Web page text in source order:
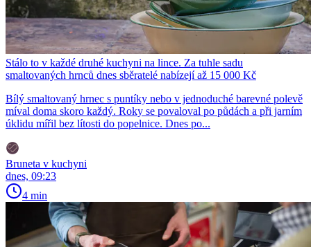
Stálo to v každé druhé kuchyni na lince. Za tuhle sadu
smaltovaných hrnců dnes sběratelé nabízejí až 15 000 Kč
Bílý smaltovaný hrnec s puntíky nebo v jednoduché barevné polevě
míval doma skoro každý. Roky se povaloval po půdách a při jarním
úklidu mířil bez lítosti do popelnice. Dnes po...
Bruneta v kuchyni
dnes, 09:23
4 min